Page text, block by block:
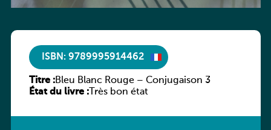
ISBN: 9789995914462
Titre :Bleu Blanc Rouge – Conjugaison 3
État du livre :Très bon état